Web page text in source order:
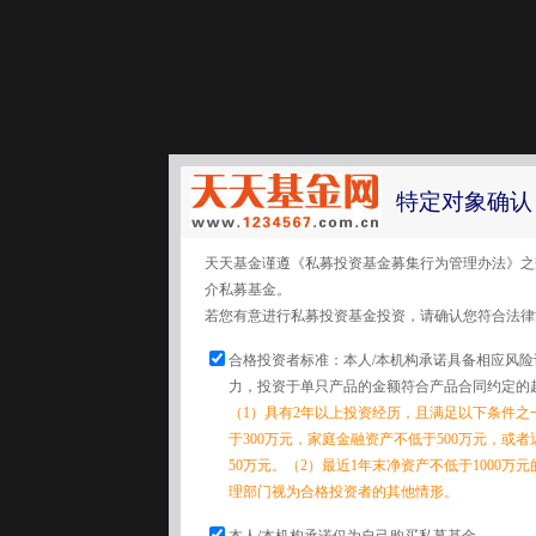
特定对象确认
天天基金谨遵《私募投资基金募集行为管理办法》
介私募基金。
若您有意进行私募投资基金投资，请确认您符合法
合格投资者标准：本人/本机构承诺具备相应风
力，投资于单只产品的金额符合产品合同约定的
（1）具有2年以上投资经历，且满足以下条件
于300万元，家庭金融资产不低于500万元，或
50万元。（2）最近1年末净资产不低于1000万
理部门视为合格投资者的其他情形。